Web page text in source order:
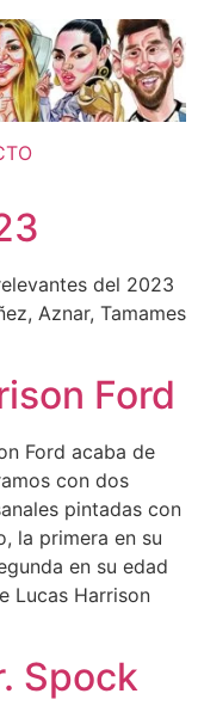
del 2023
Aznar, Tamames
Ford
Ford acaba de
con dos
pintadas con
la primera en su
en su edad
Lucas Harrison
Spock